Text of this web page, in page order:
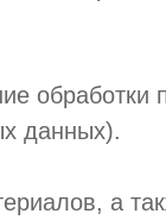
данных).
а